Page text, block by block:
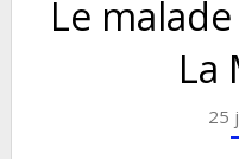
Le
La
25